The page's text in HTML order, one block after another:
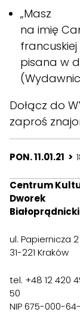
„Masz
na imię
pisana w
Dołącz do
zaproś
PON. 11.01.21 >
Centrum
Dworek
Białoprądnicki
ul. Papiernicza 2
31-221 Kraków
tel. +48 12 420
50
NIP 675-000-